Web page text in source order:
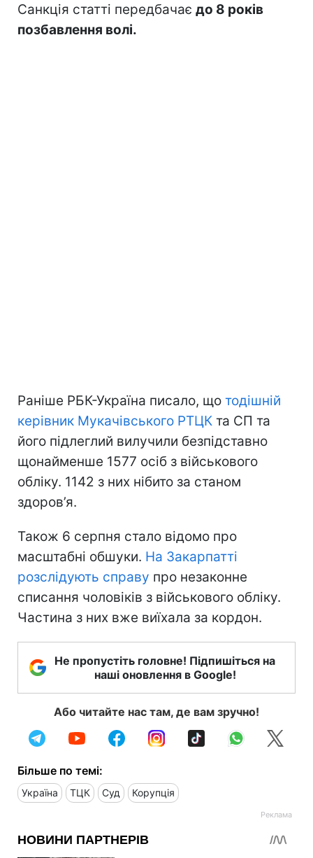
Санкція статті передбачає до 8 років
позбавлення волі.
Раніше РБК-Україна писало, що тодішній
керівник Мукачівського РТЦК та СП та
його підлеглий вилучили безпідставно
щонайменше 1577 осіб з військового
обліку. 1142 з них нібито за станом
здоров’я.
Також 6 серпня стало відомо про
масштабні обшуки. На Закарпатті
розслідують справу про незаконне
списання чоловіків з військового обліку.
Частина з них вже виїхала за кордон.
Не пропустіть головне! Підпишіться на
наші оновлення в Google!
Або читайте нас там, де вам зручно!
Більше по темі:
Україна ТЦК Суд Корупція